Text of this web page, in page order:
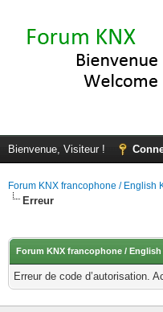
Bienvenue, Visiteur !
Forum KNX francophone / English
Erreur
Forum KNX francophone / English
Erreur de code d’autorisation.